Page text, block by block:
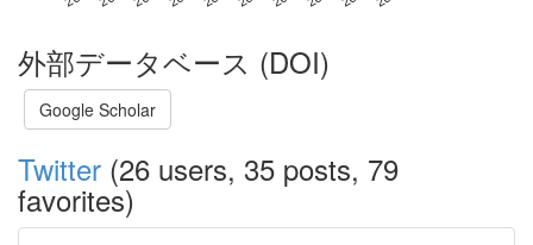
外部データベース (DOI)
Google Scholar
Twitter (26 users, 35 posts, 79
favorites)